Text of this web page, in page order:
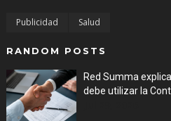
Publicidad Salud
RANDOM POSTS
Red Summa
debe utilizar la